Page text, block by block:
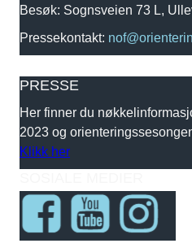
Besøk: Sognsveien 73 L,
Pressekontakt:
PRESSE
Her finner du
2023 og
Klikk her